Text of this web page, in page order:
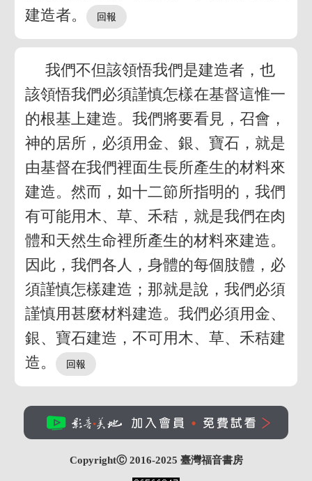
建造者。
我們不但該領悟我們是建造者，也
該領悟我們必須謹慎怎樣在基督這惟一
的根基上建造。我們將要看見，召會，
神的居所，必須用金、銀、寶石，就是
由基督在我們裡面生長所產生的材料來
建造。然而，如十二節所指明的，我們
有可能用木、草、禾秸，就是我們在肉
體和天然生命裡所產生的材料來建造。
因此，我們各人，身體的每個肢體，必
須謹慎怎樣建造；那就是說，我們必須
謹慎用甚麼材料建造。我們必須用金、
銀、寶石建造，不可用木、草、禾秸建
造。
CopyrightⒸ 2016-2025 臺灣福音書房